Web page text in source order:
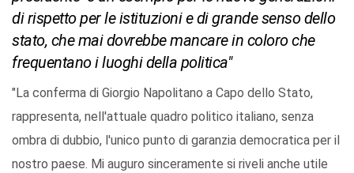
di rispetto per le istituzioni e di grande senso dello
stato, che mai dovrebbe mancare in coloro che
frequentano i luoghi della politica"
"La conferma di Giorgio Napolitano a Capo dello Stato,
rappresenta, nell'attuale quadro politico italiano, senza
ombra di dubbio, l'unico punto di garanzia democratica per il
nostro paese. Mi auguro sinceramente si riveli anche utile